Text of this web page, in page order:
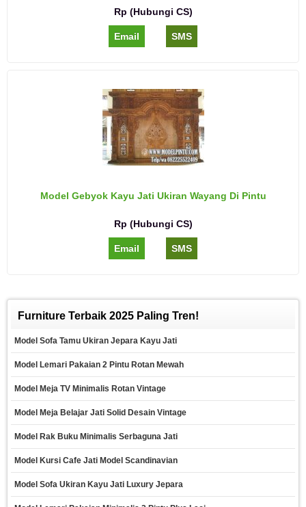
Rp (Hubungi CS)
Email SMS
Model Gebyok Kayu Jati Ukiran Wayang Di Pintu
Rp (Hubungi CS)
Email SMS
Furniture Terbaik 2025 Paling Tren!
Model Sofa Tamu Ukiran Jepara Kayu Jati
Model Lemari Pakaian 2 Pintu Rotan Mewah
Model Meja TV Minimalis Rotan Vintage
Model Meja Belajar Jati Solid Desain Vintage
Model Rak Buku Minimalis Serbaguna Jati
Model Kursi Cafe Jati Model Scandinavian
Model Sofa Ukiran Kayu Jati Luxury Jepara